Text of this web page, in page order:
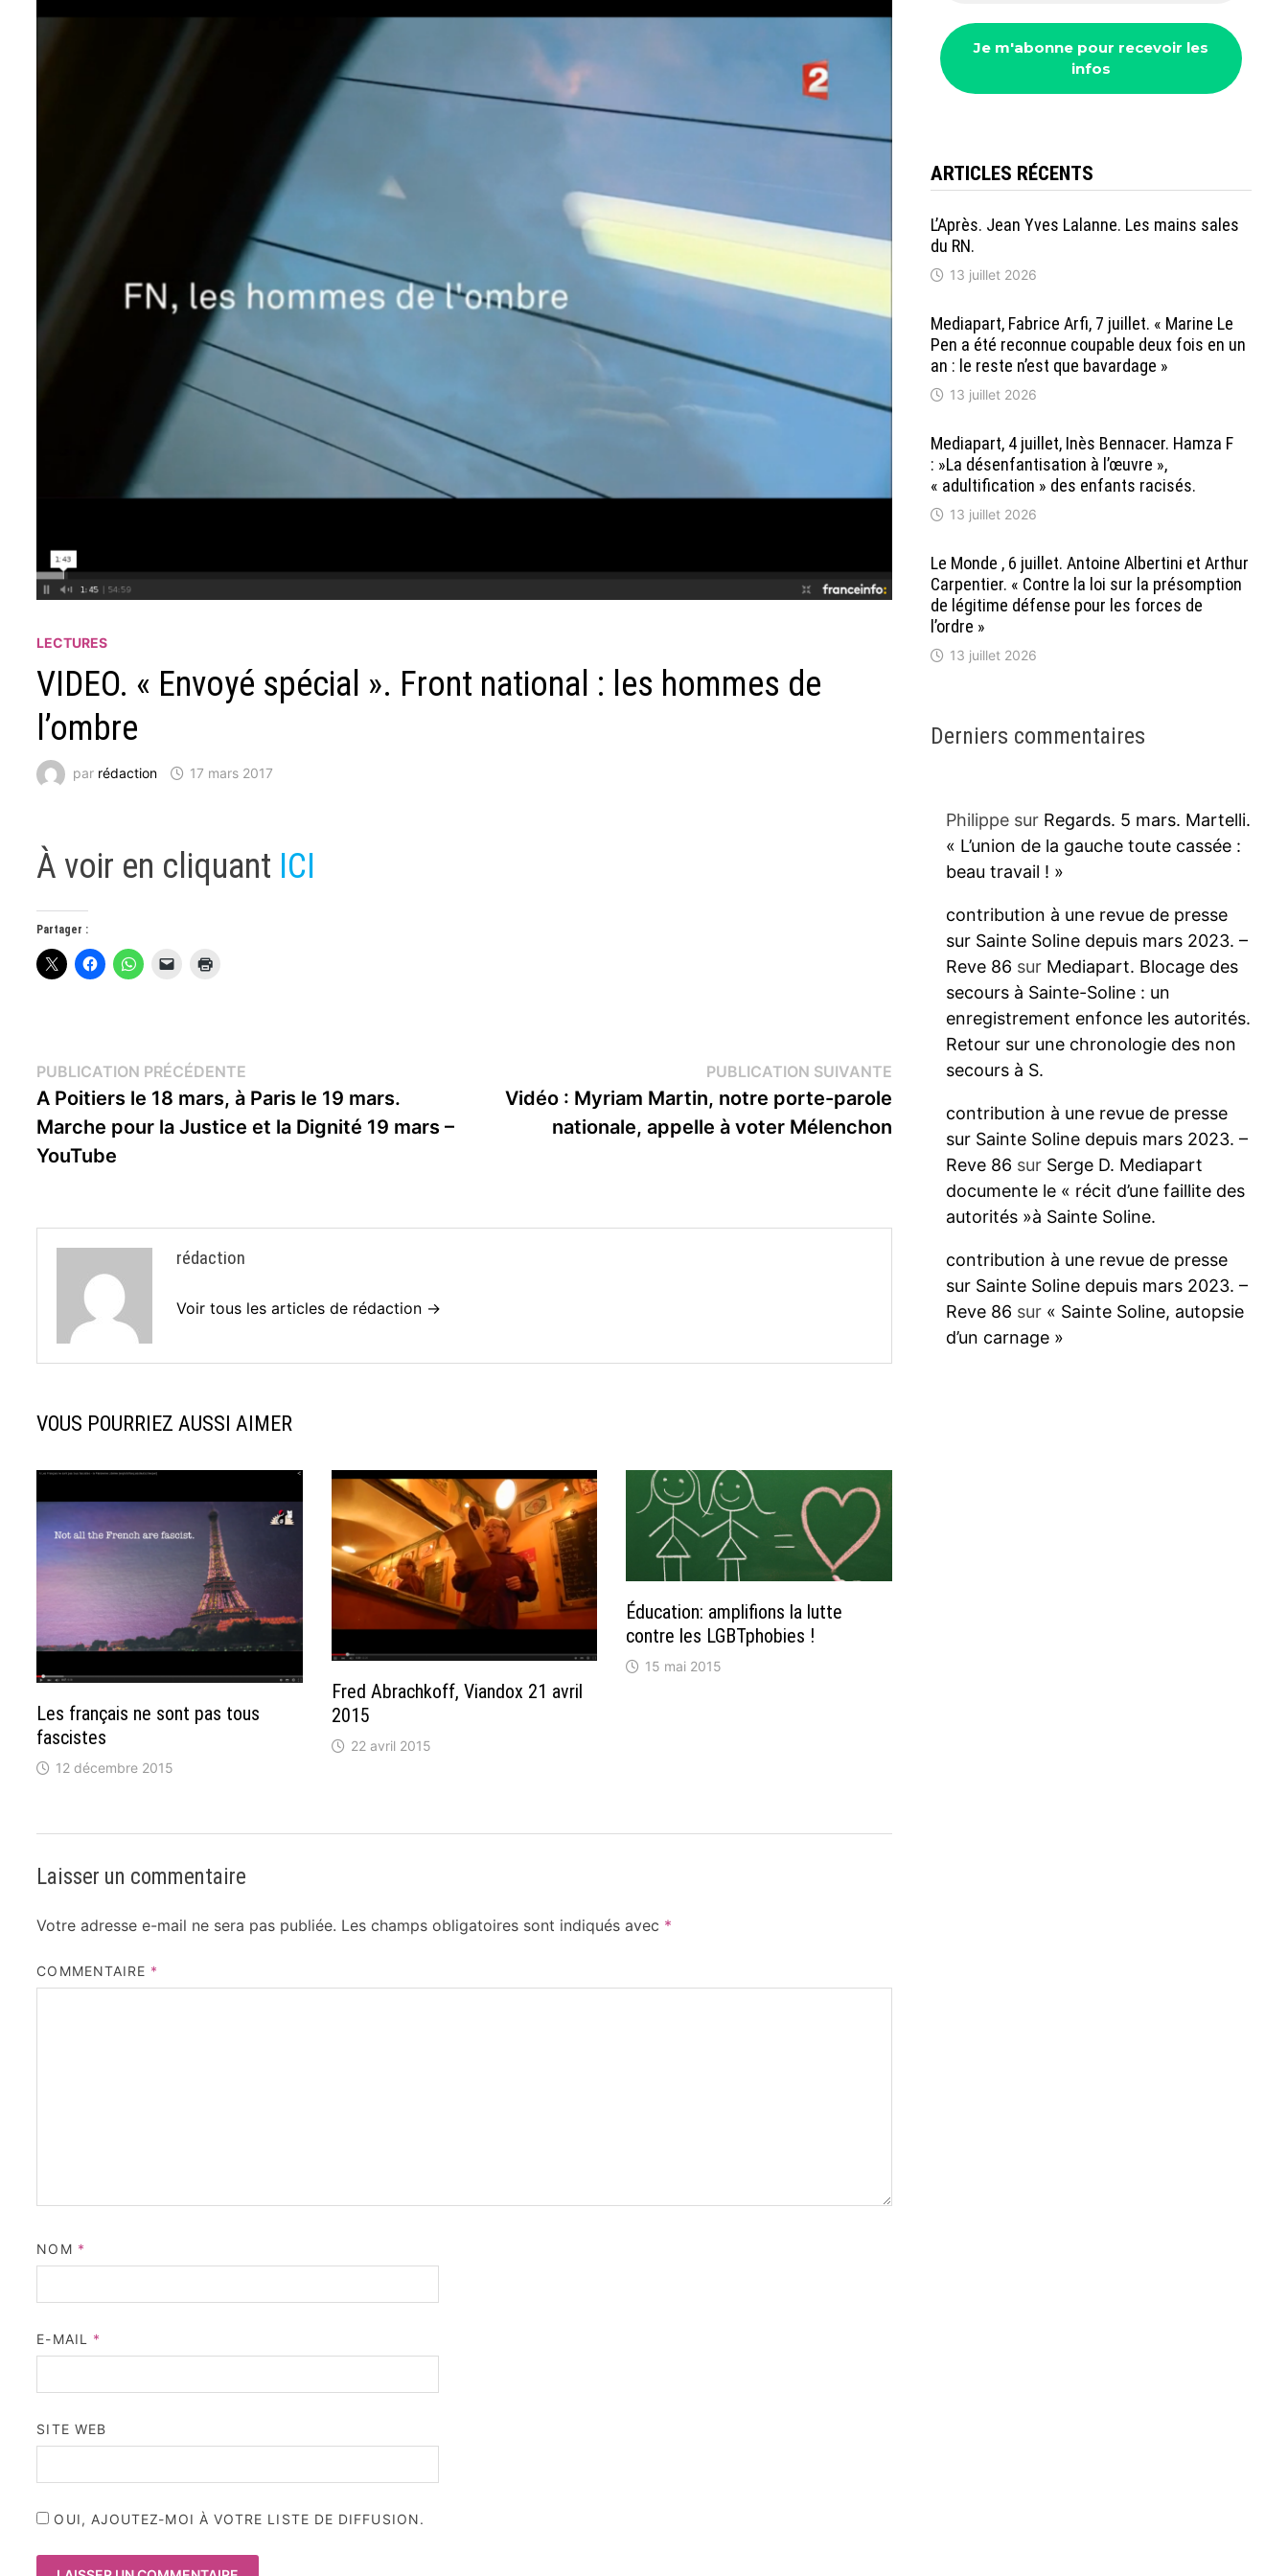
LECTURES
VIDEO. « Envoyé spécial ». Front national : les hommes de
l’ombre
par rédaction 17 mars 2017
À voir en cliquant ICI
Partager :
Navigation
de
l’article
PUBLICATION PRÉCÉDENTE
précédente :
A Poitiers le 18 mars, à Paris le 19 mars.
Marche pour la Justice et la Dignité 19 mars –
YouTube
PUBLICATION SUIVANTEPublication
suivante :
Vidéo : Myriam Martin, notre porte-parole
nationale, appelle à voter Mélenchon
rédaction
Voir tous les articles de rédaction →
VOUS POURRIEZ AUSSI AIMER
Les français ne sont pas tous
fascistes
12 décembre 2015
Fred Abrachkoff, Viandox 21 avril
2015
22 avril 2015
Éducation: amplifions la lutte
contre les LGBTphobies !
15 mai 2015
Laisser un commentaire
Votre adresse e-mail ne sera pas publiée. Les champs obligatoires sont indiqués avec *
COMMENTAIRE *
NOM *
E-MAIL *
SITE WEB
OUI, AJOUTEZ-MOI À VOTRE LISTE DE DIFFUSION.
ARTICLES RÉCENTS
L’Après. Jean Yves Lalanne. Les mains sales
du RN.
13 juillet 2026
Mediapart, Fabrice Arfi, 7 juillet. « Marine Le
Pen a été reconnue coupable deux fois en un
an : le reste n’est que bavardage »
13 juillet 2026
Mediapart, 4 juillet, Inès Bennacer. Hamza F
: »La désenfantisation à l’œuvre »,
« adultification » des enfants racisés.
13 juillet 2026
Le Monde , 6 juillet. Antoine Albertini et Arthur
Carpentier. « Contre la loi sur la présomption
de légitime défense pour les forces de
l’ordre »
13 juillet 2026
Derniers commentaires
Philippesur Regards. 5 mars. Martelli.
« L’union de la gauche toute cassée :
beau travail ! »
contribution à une revue de presse
sur Sainte Soline depuis mars 2023. –
Reve 86 sur Mediapart. Blocage des
secours à Sainte-Soline : un
enregistrement enfonce les autorités.
Retour sur une chronologie des non
secours à S.
contribution à une revue de presse
sur Sainte Soline depuis mars 2023. –
Reve 86 sur Serge D. Mediapart
documente le « récit d’une faillite des
autorités »à Sainte Soline.
contribution à une revue de presse
sur Sainte Soline depuis mars 2023. –
Reve 86 sur « Sainte Soline, autopsie
d’un carnage »